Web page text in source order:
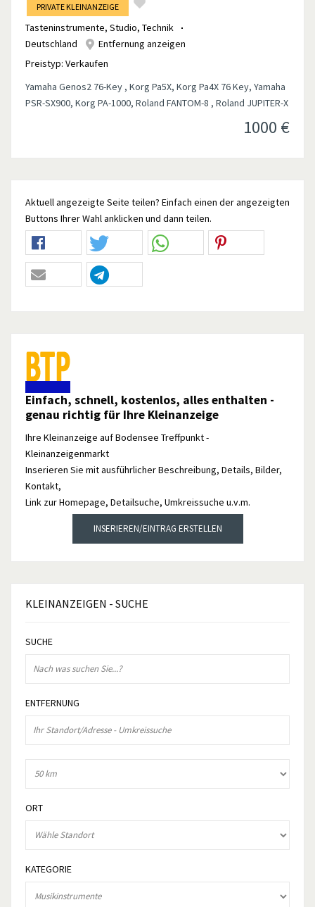
PRIVATE KLEINANZEIGE
Tasteninstrumente, Studio, Technik
Deutschland
Entfernung anzeigen
Preistyp: Verkaufen
Yamaha Genos2 76-Key , Korg Pa5X, Korg Pa4X 76 Key, Yamaha
PSR-SX900, Korg PA-1000, Roland FANTOM-8 , Roland JUPITER-X
1000 €
Aktuell angezeigte Seite teilen? Einfach einen der angezeigten
Buttons Ihrer Wahl anklicken und dann teilen.
Einfach, schnell, kostenlos, alles enthalten -
genau richtig für Ihre Kleinanzeige
Ihre Kleinanzeige auf Bodensee Treffpunkt -
Kleinanzeigenmarkt
Inserieren Sie mit ausführlicher Beschreibung, Details, Bilder,
Kontakt,
Link zur Homepage, Detailsuche, Umkreissuche u.v.m.
INSERIEREN/EINTRAG ERSTELLEN
KLEINANZEIGEN - SUCHE
SUCHE
ENTFERNUNG
ORT
KATEGORIE